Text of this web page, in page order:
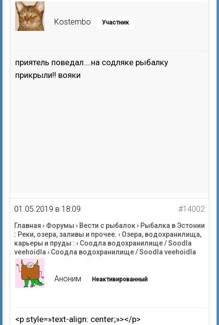
Kostembo Участник
приятель поведал….на содляке рыбалку
прикрыли!! вояки
01.05.2019 в 18:09 #14002
Главная › Форумы › Вести с рыбалок› Рыбалка в Эстонии
: Реки, озера, заливы и прочее. › Озера, водохранилища,
карьеры и пруды : › Соодла водохранилище / Soodla
veehoidla› Соодла водохранилище / Soodla veehoidla
Аноним Неактивированный
<p style=»text-align: center;»></p>